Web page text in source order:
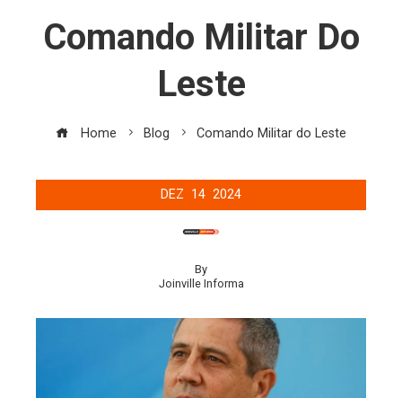
Comando Militar Do
Leste
Home Blog Comando Militar do Leste
DEZ 14 2024
By
Joinville Informa